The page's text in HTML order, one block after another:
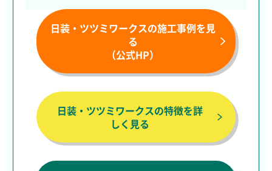
日装・ツツミワークスの施工事例を見
る
（公式HP）
日装・ツツミワークスの特徴を詳
しく見る